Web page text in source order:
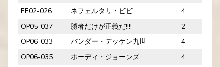
EB02-026
ネフェルタリ・ビビ
4
OP05-037
勝者だけが正義だ!!!!
2
OP06-033
バンダー・デッケン九世
4
OP06-035
ホーディ・ジョーンズ
4